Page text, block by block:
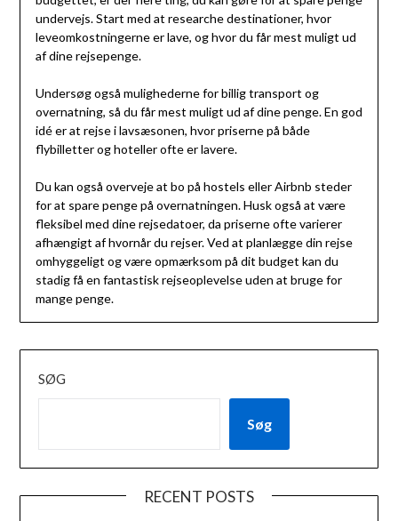
undervejs. Start med at researche destinationer, hvor
leveomkostningerne er lave, og hvor du får mest muligt ud
af dine rejsepenge.
Undersøg også mulighederne for billig transport og
overnatning, så du får mest muligt ud af dine penge. En god
idé er at rejse i lavsæsonen, hvor priserne på både
flybilletter og hoteller ofte er lavere.
Du kan også overveje at bo på hostels eller Airbnb steder
for at spare penge på overnatningen. Husk også at være
fleksibel med dine rejsedatoer, da priserne ofte varierer
afhængigt af hvornår du rejser. Ved at planlægge din rejse
omhyggeligt og være opmærksom på dit budget kan du
stadig få en fantastisk rejseoplevelse uden at bruge for
mange penge.
SØG
Søg
RECENT POSTS